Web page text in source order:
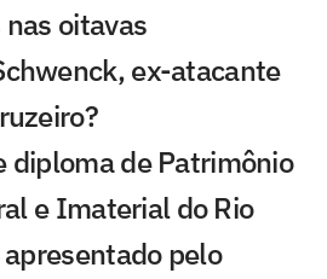
oitavas
ex-atacante
diploma de Patrimônio
e Imaterial do Rio
pelo